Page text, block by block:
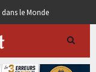
le Monde